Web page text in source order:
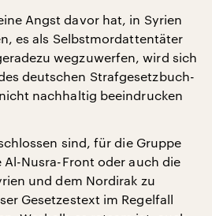
Angst davor hat, in Syrien
es als Selbstmordattentäter
wegzuwerfen, wird sich
deutschen Strafgesetzbuch-
nachhaltig beeindrucken
sind, für die Gruppe
Al-Nusra-Front oder auch die
und dem Nordirak zu
Gesetzestext im Regelfall